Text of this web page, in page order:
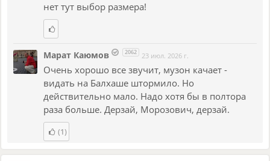
нет тут выбор размера!
Марат Каюмов 2062 23 июл. 2026 г.
Очень хорошо все звучит, музон качает -
видать на Балхаше штормило. Но
действительно мало. Надо хотя бы в полтора
раза больше. Дерзай, Морозович, дерзай.
(1)